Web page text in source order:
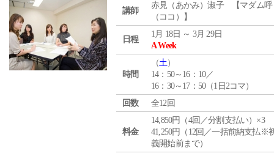
講師
赤見（あかみ）淑子 【マダム呼
（ココ）】
日程
1月 18日 ～ 3月 29日
A Week
時間
（土）
14：50～16：10／
16：30～17：50（1日2コマ）
回数
全12回
料金
14,850円（4回／分割支払い）×3
41,250円（12回／一括前納支払※
義開始前まで）